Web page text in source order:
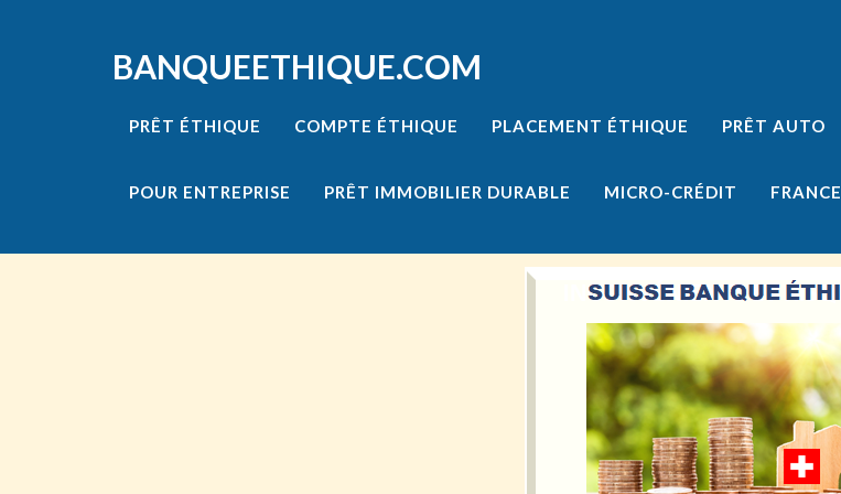
BANQUEETHIQUE.COM
PRÊT ÉTHIQUE COMPTE ÉTHIQUE PLACEMENT ÉTHIQUE PRÊT AUTO
POUR ENTREPRISE PRÊT IMMOBILIER DURABLE MICRO-CRÉDIT FRANCE